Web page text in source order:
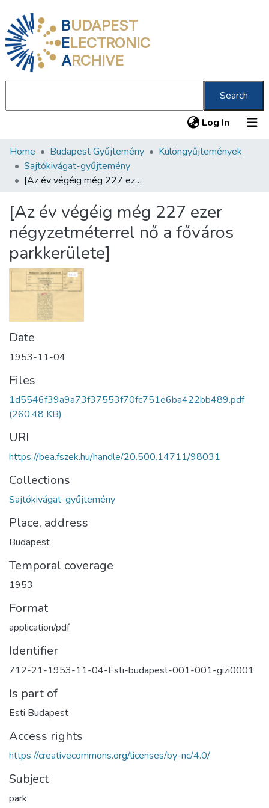
BUDAPEST
ELECTRONIC
ARCHIVE
Search
Log In (current)
Communities & Collections
All of DSpace
About us
Home Budapest Gyűjtemény
Különgyűjtemények
Sajtókivágat-gyűjtemény
[Az év végéig még 227 ezer négyzetméterrel nő a főváros parkkerülete]
[Az év végéig még 227 ezer
négyzetméterrel nő a főváros
parkkerülete]
Date
1953-11-04
Files
1d5546f39a9a73f37553f70fc751e6ba422bb489.pdf
(260.48 KB)
URI
https://bea.fszek.hu/handle/20.500.14711/98031
Collections
Sajtókivágat-gyűjtemény
Place, address
Budapest
Temporal coverage
1953
Format
application/pdf
Identifier
712-21-1953-11-04-Esti-budapest-001-001-gizi0001
Is part of
Esti Budapest
Access rights
https://creativecommons.org/licenses/by-nc/4.0/
Subject
park